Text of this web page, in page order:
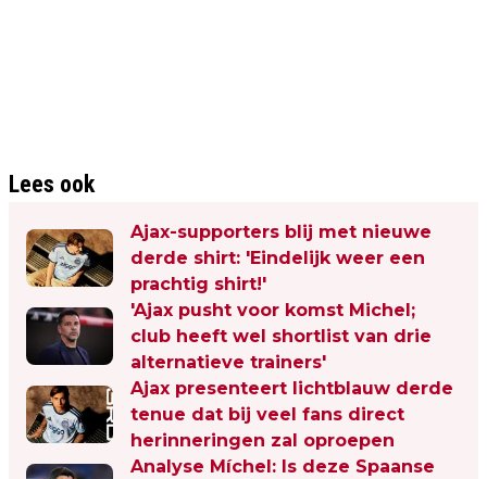
Lees ook
Ajax-supporters blij met nieuwe
derde shirt: 'Eindelijk weer een
prachtig shirt!'
'Ajax pusht voor komst Michel;
club heeft wel shortlist van drie
alternatieve trainers'
Ajax presenteert lichtblauw derde
tenue dat bij veel fans direct
herinneringen zal oproepen
Analyse Míchel: Is deze Spaanse